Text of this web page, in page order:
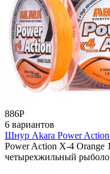
886Р
6 вариантов
Шнур Akara Power
Power Action X-4 Orange
четырехжильный